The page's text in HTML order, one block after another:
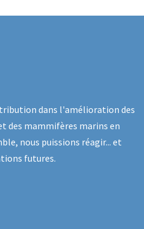
dans l'amélioration des
des mammifères marins en
nous puissions réagir... et
futures.